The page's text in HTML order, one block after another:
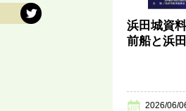
浜田城資
前船と浜
2026/06/